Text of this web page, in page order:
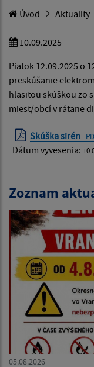
Úvod Aktuality
10.09.2025
Piatok 12.09.2025 o
preskúšanie
hlasitou skúškou zo
miest/obcí v rátane
Skúška sirén |
Dátum vyvesenia:
Zoznam
05.08.2026